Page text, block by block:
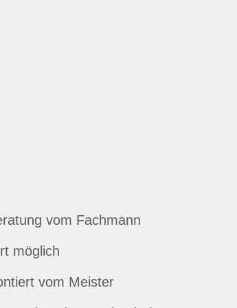
vom Fachmann
möglich
vom Meister